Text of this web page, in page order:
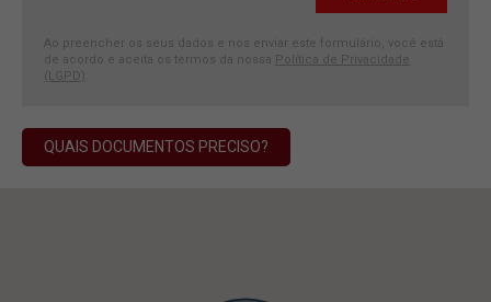
Ao preencher os seus dados e nos enviar este formulário, você está
de acordo e aceita os termos da nossa Política de Privacidade
(LGPD)
QUAIS DOCUMENTOS PRECISO?